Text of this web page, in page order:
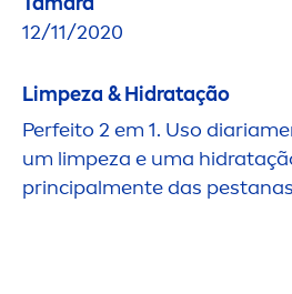
12/11/2020
Limpeza & Hidratação
Perfeito 2 em 1. Uso diaria
um limpeza e uma
principalmente das